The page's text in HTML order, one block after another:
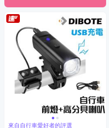
來自自行車愛好者的評選